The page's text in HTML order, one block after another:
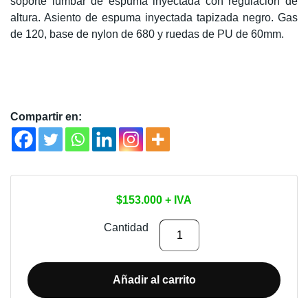
altura. Asiento de espuma inyectada tapizada negro. Gas
de 120, base de nylon de 680 y ruedas de PU de 60mm.
Compartir en:
$153.000 + IVA
Cantidad
SILLA
OFICINA
TANGO
Añadir al carrito